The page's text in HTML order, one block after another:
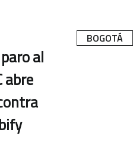
BOGOTÁ
al
abre